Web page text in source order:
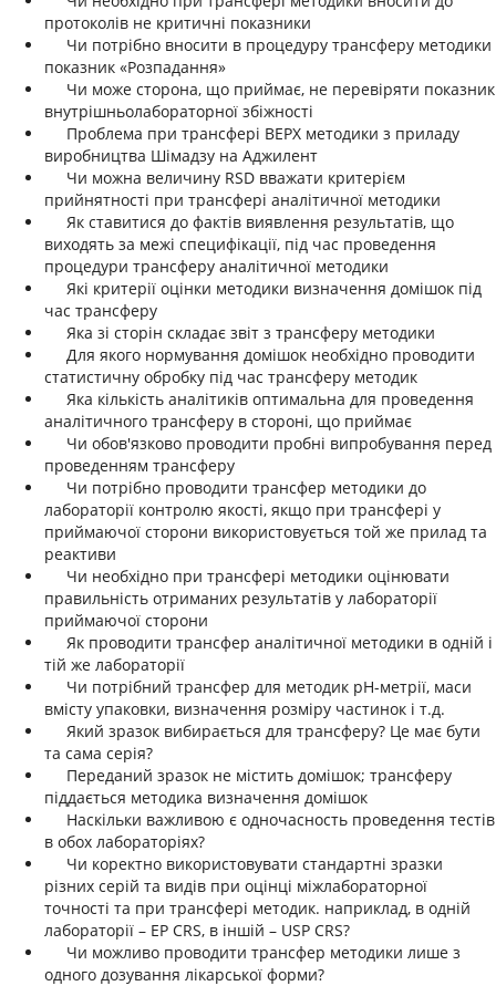
протоколів не критичні показники
Чи потрібно вносити в процедуру трансферу методики
показник «Розпадання»
Чи може сторона, що приймає, не перевіряти показник
внутрішньолабораторної збіжності
Проблема при трансфері ВЕРХ методики з приладу
виробництва Шімадзу на Аджилент
Чи можна величину RSD вважати критерієм
прийнятності при трансфері аналітичної методики
Як ставитися до фактів виявлення результатів, що
виходять за межі специфікації, під час проведення
процедури трансферу аналітичної методики
Які критерії оцінки методики визначення домішок під
час трансферу
Яка зі сторін складає звіт з трансферу методики
Для якого нормування домішок необхідно проводити
статистичну обробку під час трансферу методик
Яка кількість аналітиків оптимальна для проведення
аналітичного трансферу в стороні, що приймає
Чи обов'язково проводити пробні випробування перед
проведенням трансферу
Чи потрібно проводити трансфер методики до
лабораторії контролю якості, якщо при трансфері у
приймаючої сторони використовується той же прилад та
реактиви
Чи необхідно при трансфері методики оцінювати
правильність отриманих результатів у лабораторії
приймаючої сторони
Як проводити трансфер аналітичної методики в одній і
тій же лабораторії
Чи потрібний трансфер для методик рН-метрії, маси
вмісту упаковки, визначення розміру частинок і т.д.
Який зразок вибирається для трансферу? Це має бути
та сама серія?
Переданий зразок не містить домішок; трансферу
піддається методика визначення домішок
Наскільки важливою є одночасность проведення тестів
в обох лабораторіях?
Чи коректно використовувати стандартні зразки
різних серій та видів при оцінці міжлабораторної
точності та при трансфері методик. наприклад, в одній
лабораторії – EP CRS, в іншій – USP CRS?
Чи можливо проводити трансфер методики лише з
одного дозування лікарської форми?